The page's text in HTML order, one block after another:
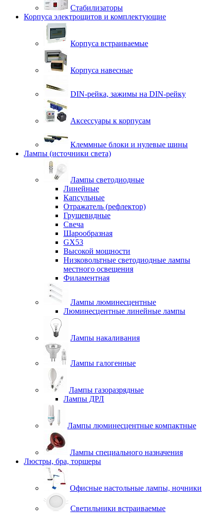
Стабилизаторы
Корпуса электрощитов и комплектующие
Корпуса встраиваемые
Корпуса навесные
DIN-рейка, зажимы на DIN-рейку
Аксессуары к корпусам
Клеммные блоки и нулевые шины
Лампы (источники света)
Лампы светодиодные
Линейные
Капсульные
Отражатель (рефлектор)
Грушевидные
Свеча
Шарообразная
GX53
Высокой мощности
Низковольтные светодиодные лампы
местного освещения
Филаментная
Лампы люминесцентные
Люминесцентные линейные лампы
Лампы накаливания
Лампы галогенные
Лампы газоразрядные
Лампы ДРЛ
Лампы люминесцентные компактные
Лампы специального назначения
Люстры, бра, торшеры
Офисные настольные лампы, ночники
Светильники встраиваемые